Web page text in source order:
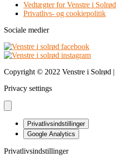
Vedtægter for Venstre i Solrød
Privatlivs- og cookiepolitik
Sociale medier
Copyright © 2022 Venstre i Solrød |
Privacy settings
Privatlivsindstillinger
Google Analytics
Privatlivsindstillinger